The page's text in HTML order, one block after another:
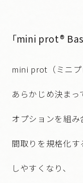
「mini prot®
mini prot（ミニプ
あらかじめ決ま
オプションを組み
間取りを規格化
しやすくなり、